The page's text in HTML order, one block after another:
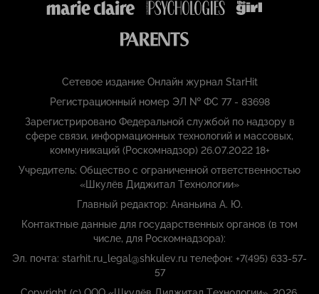
Сетевое издание Онлайн журнал StarHit
Регистрационный номер ЭЛ № ФС 77 - 83698
Зарегистрировано Федеральной службой по надзору в
сфере связи, информационных технологий и массовых,
коммуникаций (Роскомнадзор) 26.07.2022 18+
Учредитель: Общество с ограниченной ответственностью
«Шкулёв Диджитал Технологии»
Главный редактор: Ананьина А. Ю.
Контактные данные для государственных органов (в том
числе, для Роскомнадзора):
Эл. почта: starhit.ru_legal@shkulev.ru телефон: +7(495) 633-57-
57